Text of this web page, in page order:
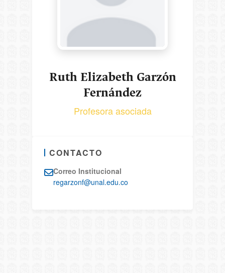
Ruth Elizabeth Garzón
Fernández
Profesora asociada
CONTACTO
Correo Institucional
regarzonf@unal.edu.co